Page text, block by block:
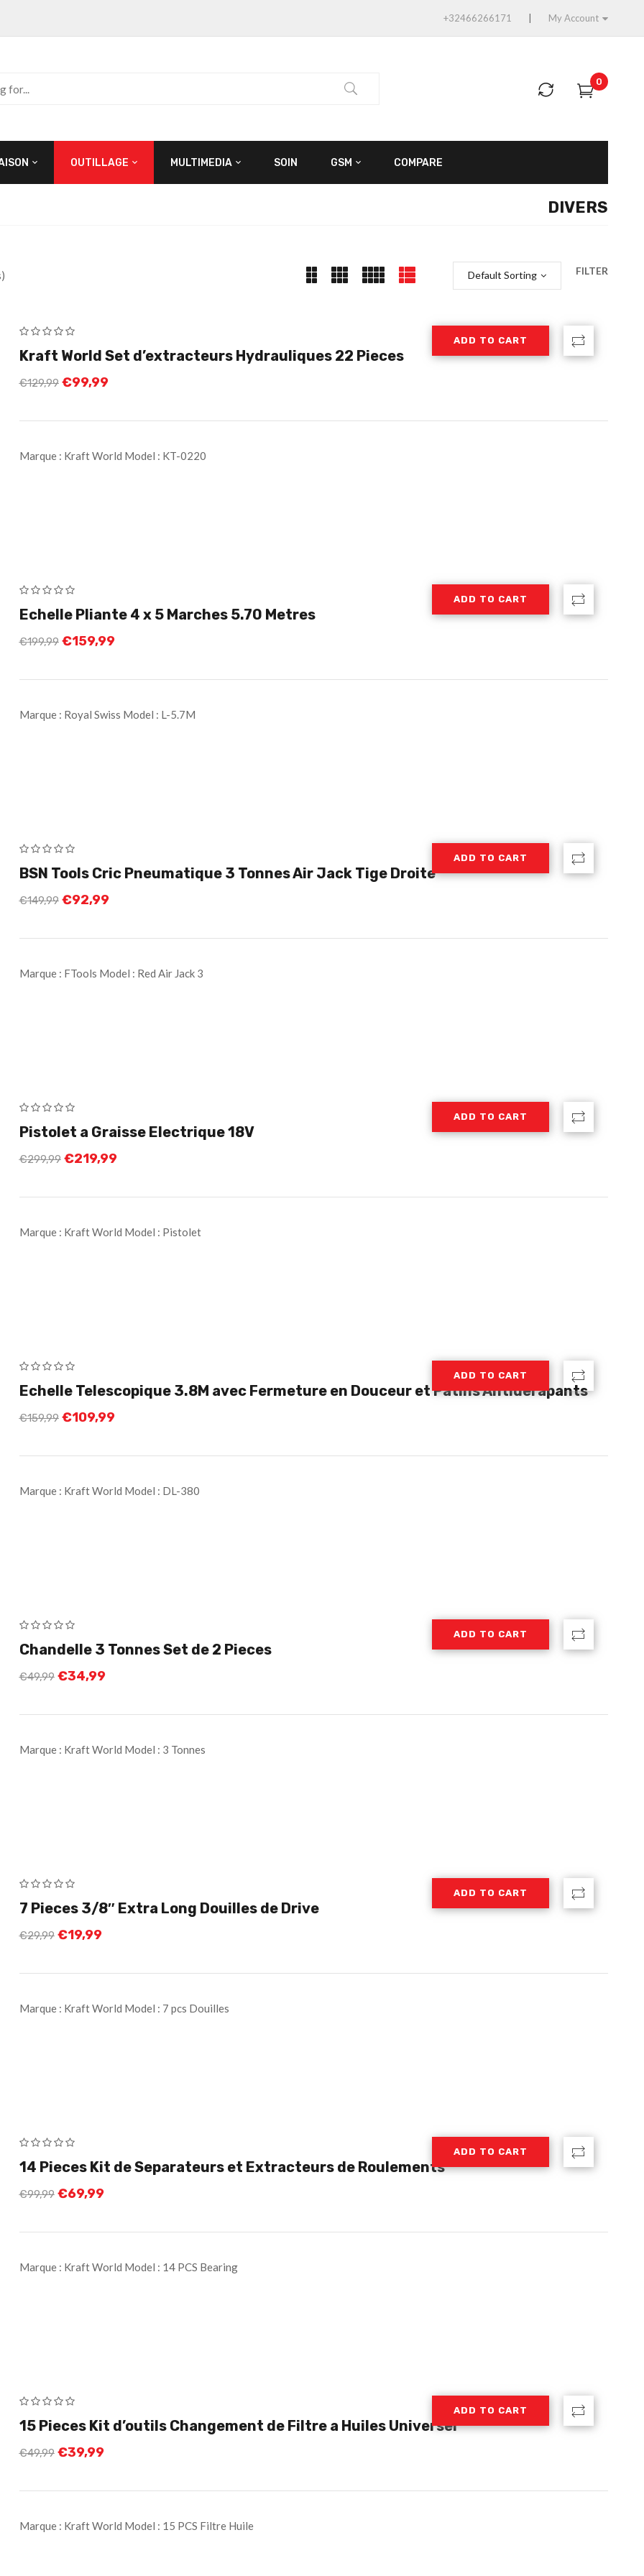
+32466266171 My Account
0
OUTILLAGE MULTIMEDIA SOIN GSM COMPARE
DIVERS
FILTER
Default Sorting
Kraft World Set d’extracteurs Hydrauliques 22 Pieces
€129,99 €99,99
ADD TO CART
Marque : Kraft World Model : KT-0220
Echelle Pliante 4 x 5 Marches 5.70 Metres
€199,99 €159,99
ADD TO CART
Marque : Royal Swiss Model : L-5.7M
BSN Tools Cric Pneumatique 3 Tonnes Air Jack Tige Droite
€149,99 €92,99
ADD TO CART
Marque : FTools Model : Red Air Jack 3
Pistolet a Graisse Electrique 18V
€299,99 €219,99
ADD TO CART
Marque : Kraft World Model : Pistolet
Echelle Telescopique 3.8M avec Fermeture en Douceur et Patins Antiderapants
€159,99 €109,99
ADD TO CART
Marque : Kraft World Model : DL-380
Chandelle 3 Tonnes Set de 2 Pieces
€49,99 €34,99
ADD TO CART
Marque : Kraft World Model : 3 Tonnes
7 Pieces 3/8″ Extra Long Douilles de Drive
€29,99 €19,99
ADD TO CART
Marque : Kraft World Model : 7 pcs Douilles
14 Pieces Kit de Separateurs et Extracteurs de Roulements
€99,99 €69,99
ADD TO CART
Marque : Kraft World Model : 14 PCS Bearing
15 Pieces Kit d’outils Changement de Filtre a Huiles Universel
€49,99 €39,99
ADD TO CART
Marque : Kraft World Model : 15 PCS Filtre Huile